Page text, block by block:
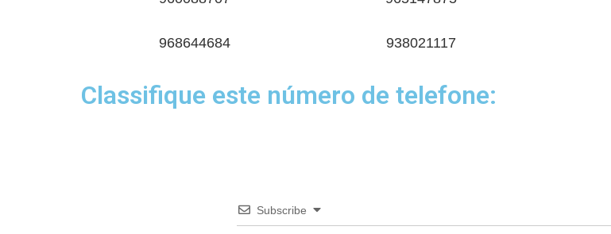
968644684 938021117
Classifique este número de telefone:
Subscribe